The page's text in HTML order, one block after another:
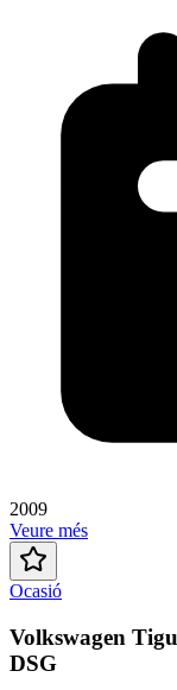
2009
Veure més
Ocasió
Volkswagen
DSG